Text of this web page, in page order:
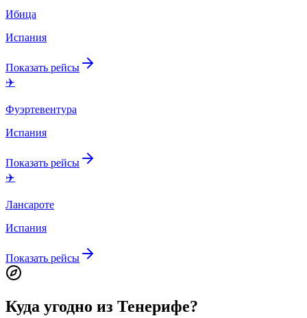
Ибица
Испания
Показать рейсы
✈️
Фуэртевентура
Испания
Показать рейсы
✈️
Лансароте
Испания
Показать рейсы
Куда угодно из Тенерифе?